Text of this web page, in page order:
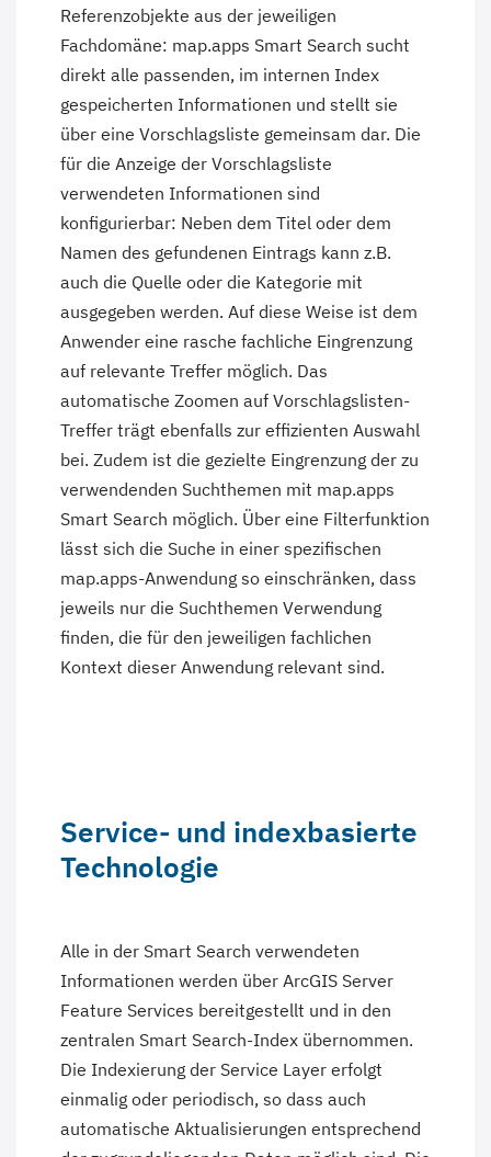
Referenzobjekte aus der jeweiligen
Fachdomäne: map.apps Smart Search sucht
direkt alle passenden, im internen Index
gespeicherten Informationen und stellt sie
über eine Vorschlagsliste gemeinsam dar. Die
für die Anzeige der Vorschlagsliste
verwendeten Informationen sind
konfigurierbar: Neben dem Titel oder dem
Namen des gefundenen Eintrags kann z.B.
auch die Quelle oder die Kategorie mit
ausgegeben werden. Auf diese Weise ist dem
Anwender eine rasche fachliche Eingrenzung
auf relevante Treffer möglich. Das
automatische Zoomen auf Vorschlagslisten-
Treffer trägt ebenfalls zur effizienten Auswahl
bei. Zudem ist die gezielte Eingrenzung der zu
verwendenden Suchthemen mit map.apps
Smart Search möglich. Über eine Filterfunktion
lässt sich die Suche in einer spezifischen
map.apps-Anwendung so einschränken, dass
jeweils nur die Suchthemen Verwendung
finden, die für den jeweiligen fachlichen
Kontext dieser Anwendung relevant sind.
Service- und indexbasierte
Technologie
Alle in der Smart Search verwendeten
Informationen werden über ArcGIS Server
Feature Services bereitgestellt und in den
zentralen Smart Search-Index übernommen.
Die Indexierung der Service Layer erfolgt
einmalig oder periodisch, so dass auch
automatische Aktualisierungen entsprechend